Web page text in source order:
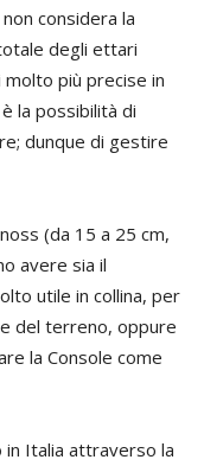
considera la
degli ettari
più precise in
la possibilità di
dunque di gestire
(da 15 a 25 cm,
avere sia il
utile in collina, per
del terreno, oppure
la Console come
in Italia attraverso la